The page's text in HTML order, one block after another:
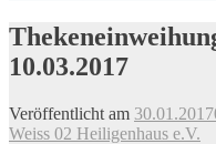
10.03.2017
Veröffentlicht am 30.01.2017
Weiss 02 Heiligenhaus e.V.